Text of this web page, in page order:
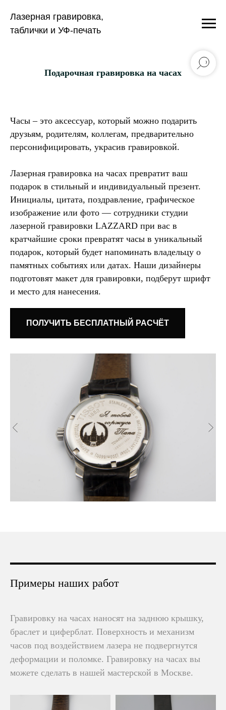
Лазерная гравировка,
таблички и УФ-печать
Подарочная гравировка на часах
Часы – это аксессуар, который можно подарить
друзьям, родителям, коллегам, предварительно
персонифицировать, украсив гравировкой.
Лазерная гравировка на часах превратит ваш
подарок в стильный и индивидуальный презент.
Инициалы, цитата, поздравление, графическое
изображение или фото — сотрудники студии
лазерной гравировки LAZZARD при вас в
кратчайшие сроки превратят часы в уникальный
подарок, который будет напоминать владельцу о
памятных событиях или датах. Наши дизайнеры
подготовят макет для гравировки, подберут шрифт
и место для нанесения.
ПОЛУЧИТЬ БЕСПЛАТНЫЙ РАСЧЁТ
Примеры наших работ
Гравировку на часах наносят на заднюю крышку,
браслет и циферблат. Поверхность и механизм
часов под воздействием лазера не подвергнутся
деформации и поломке. Гравировку на часах вы
можете сделать в нашей мастерской в Москве.